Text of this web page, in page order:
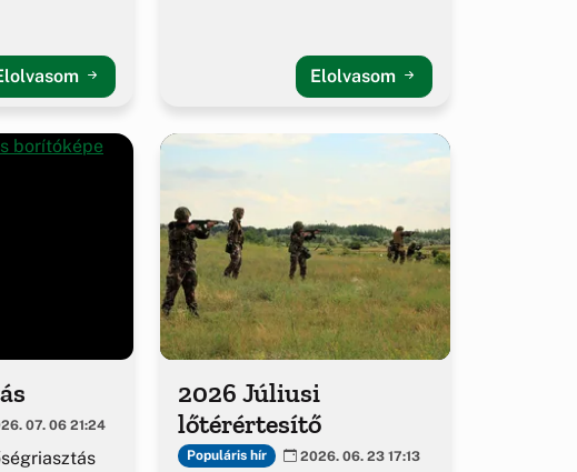
Elolvasom
07. 06 21:24
2026 Júliusi
lőtérértesítő
Populáris hír 2026. 06. 23 17:13